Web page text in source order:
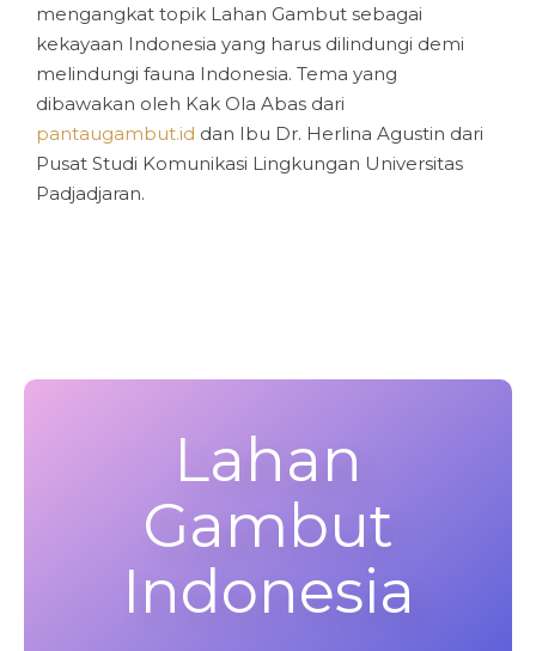
mengangkat topik Lahan Gambut sebagai
kekayaan Indonesia yang harus dilindungi demi
melindungi fauna Indonesia. Tema yang
dibawakan oleh Kak Ola Abas dari
pantaugambut.id dan Ibu Dr. Herlina Agustin dari
Pusat Studi Komunikasi Lingkungan Universitas
Padjadjaran.
Lahan
Gambut
Indonesia